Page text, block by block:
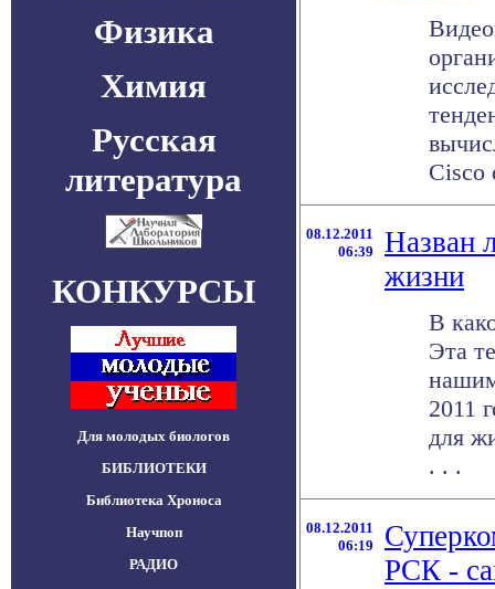
Физика
Химия
Русская
литература
КОНКУРСЫ
Для молодых биологов
БИБЛИОТЕКИ
Библиотека Хроноса
Научпоп
РАДИО
Cisco
08.12.2011
06:39
Назван
жизни
В
Эта
2011
для
. . .
08.12.2011
06:19
РСК -